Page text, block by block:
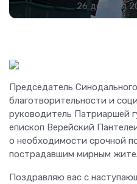
26 декабря
Председатель
благотворительности и
руководитель Патриаршей
епископ Верейский
о необходимости срочной
пострадавшим мирным
Поздравляю вас с